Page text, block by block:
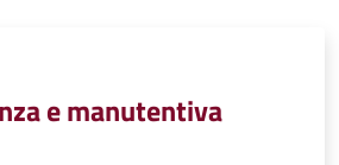
e manutentiva